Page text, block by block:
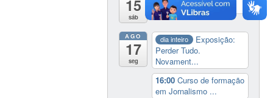
15
sáb
programação de rec...
AGO
17
seg
dia inteiro
Exposição:
Perder Tudo.
Novament...
16:00Curso de formação
em Jornalismo ...